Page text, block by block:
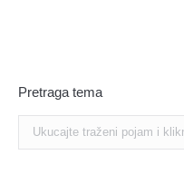
Pretraga tema